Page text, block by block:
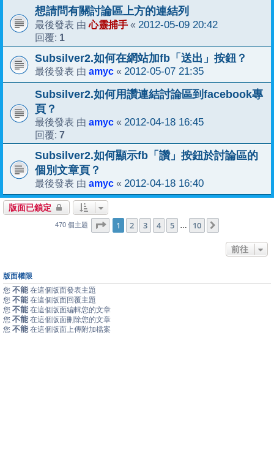
想請問有關討論區上方的連結列
最後發表 由心靈捕手 « 2012-05-09 20:42
回覆: 1
Subsilver2.如何在網站加fb「送出」按鈕？
最後發表 由 amyc « 2012-05-07 21:35
Subsilver2.如何用讚連結討論區到facebook專
頁？
最後發表 由 amyc « 2012-04-18 16:45
回覆: 7
Subsilver2.如何顯示fb「讚」按鈕於討論區的
個別文章頁？
最後發表 由 amyc « 2012-04-18 16:40
版面已鎖定
470 個主題 第1 頁 (共 10頁)
1 2 3 4 5 … 10
前往
版面權限
您 不能 在這個版面發表主題
您 不能 在這個版面回覆主題
您 不能 在這個版面編輯您的文章
您 不能 在這個版面刪除您的文章
您 不能 在這個版面上傳附加檔案